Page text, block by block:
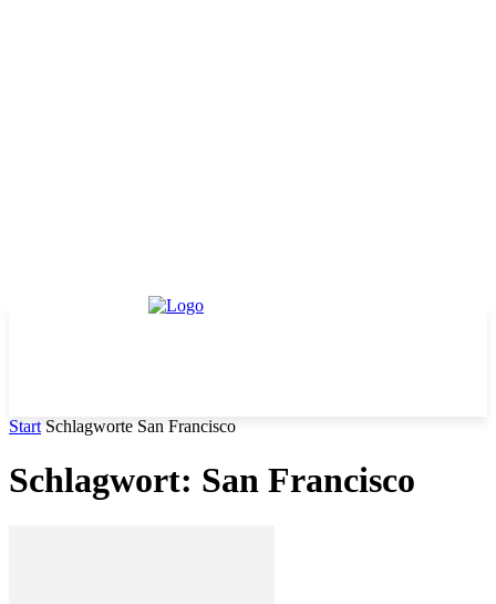
Start Schlagworte San Francisco
Schlagwort: San Francisco